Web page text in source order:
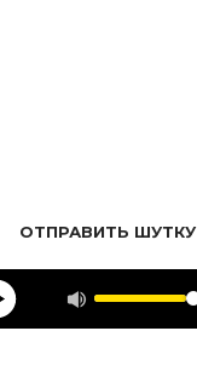
ОТПРАВИТЬ ШУТКУ